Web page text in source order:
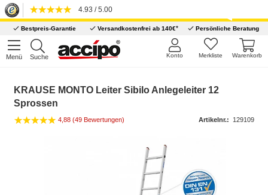
4.93 / 5.00
Bestpreis-Garantie Versandkostenfrei ab 140€* Persönliche Beratung
Menü Suche Warenkorb
Merkliste
Konto
KRAUSE MONTO Leiter Sibilo Anlegeleiter 12
Sprossen
4,88 (49 Bewertungen) Artikelnr.: 129109